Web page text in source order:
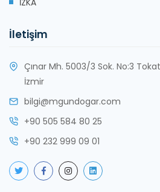
İletişim
Çınar Mh. 5003/3 Sok. No:3
İzmir
bilgi@mgundogar.com
+90 505 584 80 25
+90 232 999 09 01